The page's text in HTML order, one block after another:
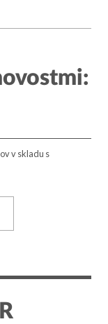
v skladu s